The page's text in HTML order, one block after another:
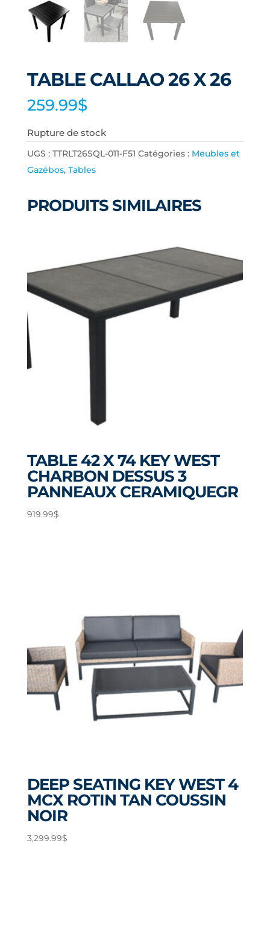
TABLE CALLAO 26 X 26
259.99$
Rupture de stock
UGS : TTRLT26SQL-011-F51 Catégories : Meubles et
Gazébos, Tables
PRODUITS SIMILAIRES
TABLE 42 X 74 KEY WEST
CHARBON DESSUS 3
PANNEAUX CERAMIQUEGR
919.99$
DEEP SEATING KEY WEST 4
MCX ROTIN TAN COUSSIN
NOIR
3,299.99$